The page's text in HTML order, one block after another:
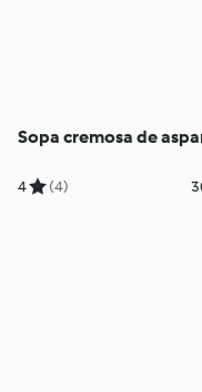
Sopa cremosa de
4 (4)